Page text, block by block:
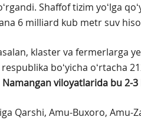
Shaffof tizim yoʻlga
6 milliard kub metr suv
klaster va fermerlarga
boʻyicha oʻrtacha
viloyatlarida bu 2-
Qarshi, Amu-Buxoro, Amu-